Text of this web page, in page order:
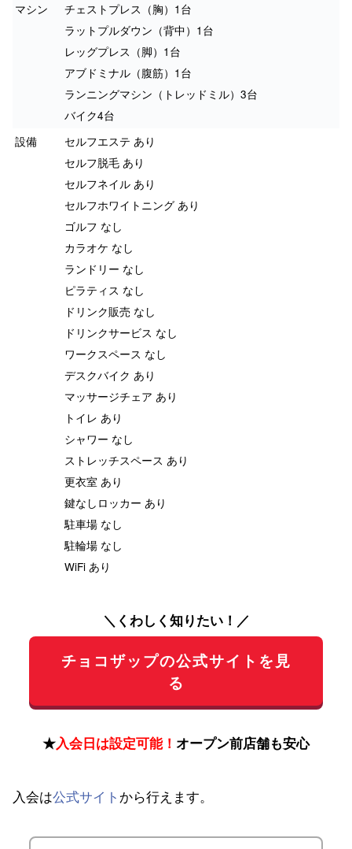
マシン
チェストプレス（胸）1台
ラットプルダウン（背中）1台
レッグプレス（脚）1台
アブドミナル（腹筋）1台
ランニングマシン（トレッドミル）3台
バイク4台
設備
セルフエステ あり
セルフ脱毛 あり
セルフネイル あり
セルフホワイトニング あり
ゴルフ なし
カラオケ なし
ランドリー なし
ピラティス なし
ドリンク販売 なし
ドリンクサービス なし
ワークスペース なし
デスクバイク あり
マッサージチェア あり
トイレ あり
シャワー なし
ストレッチスペース あり
更衣室 あり
鍵なしロッカー あり
駐車場 なし
駐輪場 なし
WiFi あり
＼くわしく知りたい！／
チョコザップの公式サイトを見
る
★入会日は設定可能！ オープン前店舗も安心
入会は公式サイト から行えます。